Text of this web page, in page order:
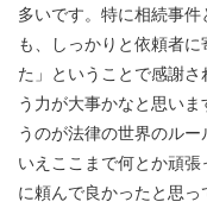
多いです。特に相続事
も、しっかりと依頼者
た」ということで感謝
う力が大事かなと思い
うのが法律の世界のル
いえここまで何とか頑
に頼んで良かったと思っ